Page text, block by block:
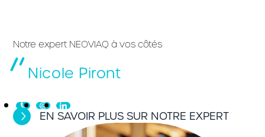
Notre expert NEOVIAQ à vos côtés
Nicole Piront
EN SAVOIR PLUS SUR NOTRE EXPERT